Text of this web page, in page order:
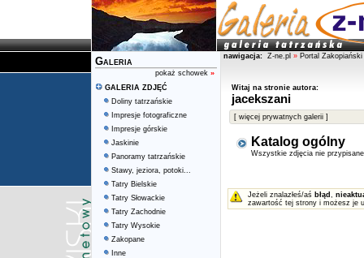
Galeria
pokaż schowek »
GALERIA ZDJĘĆ
Doliny tatrzańskie
Impresje fotograficzne
Impresje górskie
Jaskinie
Panoramy tatrzańskie
Stawy, jeziora, potoki...
Tatry Bielskie
Tatry Słowackie
Tatry Zachodnie
Tatry Wysokie
Zakopane
Inne
nawigacja: Z-ne.pl » Portal Zakopiański
Witaj na stronie autora:
jacekszani
[ więcej prywatnych galerii ]
Katalog ogólny
Wszystkie zdjęcia nie
Jeżeli znalazłeś/aś błąd ,
zawartość tej strony i możesz je